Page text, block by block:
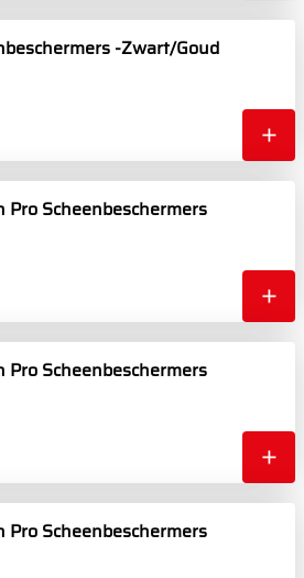
-Zwart/Goud
Pro Scheenbeschermers
Pro Scheenbeschermers
Pro Scheenbeschermers